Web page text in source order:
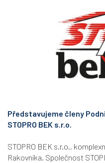
Představujeme členy
STOPRO BEK s.r.o.
STOPRO BEK s.r.o.,
Rakovníka. Společnost